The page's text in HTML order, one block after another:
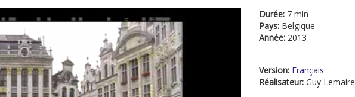
Durée: 7 min
Pays: Belgique
Année: 2013
Version: Français
Réalisateur: Guy Lemaire